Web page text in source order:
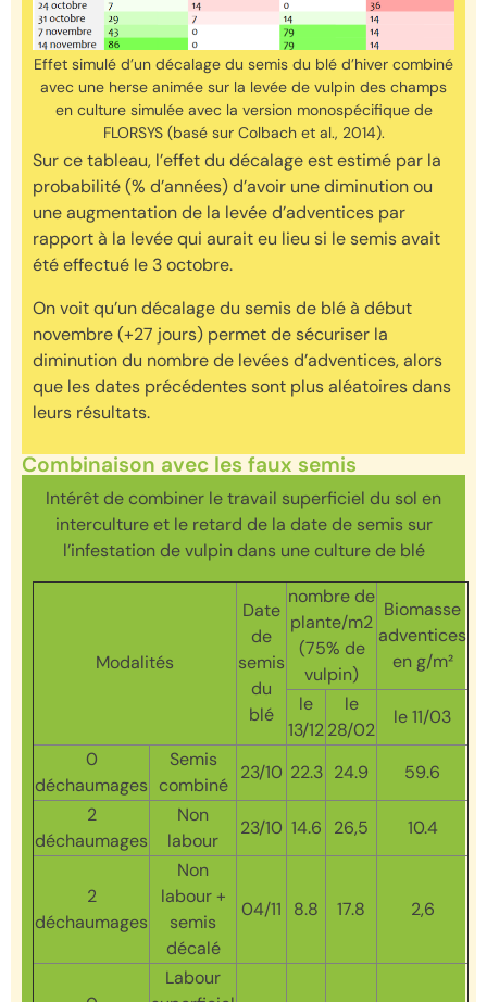
Effet simulé d’un décalage du semis du blé d’hiver combiné
avec une herse animée sur la levée de vulpin des champs
en culture simulée avec la version monospécifique de
FLORSYS (basé sur Colbach et al., 2014).
Sur ce tableau, l’effet du décalage est estimé par la
probabilité (% d’années) d’avoir une diminution ou
une augmentation de la levée d’adventices par
rapport à la levée qui aurait eu lieu si le semis avait
été effectué le 3 octobre.
On voit qu’un décalage du semis de blé à début
novembre (+27 jours) permet de sécuriser la
diminution du nombre de levées d’adventices, alors
que les dates précédentes sont plus aléatoires dans
leurs résultats.
Combinaison avec les faux semis
Intérêt de combiner le travail superficiel du sol en
interculture et le retard de la date de semis sur
l’infestation de vulpin dans une culture de blé
Modalités
Date
de
semis
du
blé
nombre de
plante/m2
(75% de
vulpin)
Biomasse
adventices
en g/m²
le
13/12
le
28/02
le 11/03
0
déchaumages
Semis
combiné
23/10 22.3 24.9
59.6
2
déchaumages
Non
labour
23/10 14.6 26,5 10.4
2
déchaumages
Non
labour +
semis
décalé
04/11 8.8 17.8 2,6
Labour